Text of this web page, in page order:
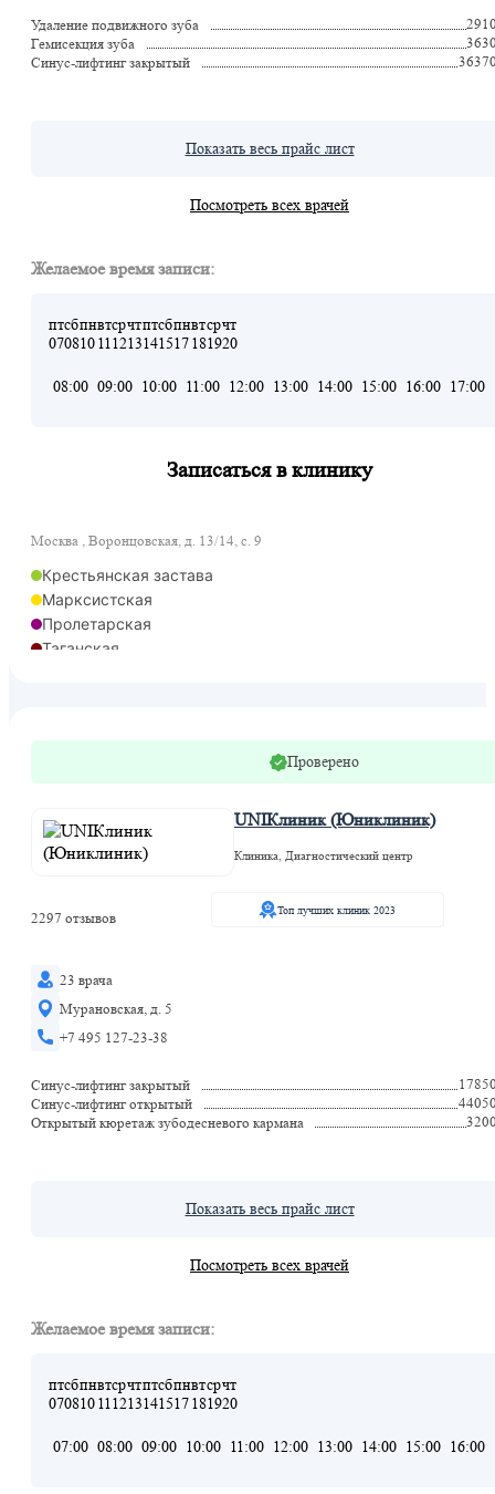
Удаление подвижного зуба
Гемисекция зуба
Синус-лифтинг закрытый
Показать весь прайс лист
Посмотреть всех врачей
Желаемое время записи:
пт
07
сб
08
пн
10
вт
11
ср
12
чт
13
пт
14
сб
15
пн
17
вт
18
ср
19
чт
20
08:00 09:00 10:00 11:00 12:00 13:00 14:00 15:00 16:00 17:00
Записаться в клинику
Москва , Воронцовская, д. 13/14, с. 9
Крестьянская застава
Марксистская
Пролетарская
Таганская
Проверено
UNIКлиник (Юниклиник)
Клиника, Диагностический центр
2297 отзывов
Топ лучших клиник 2023
23 врача
Мурановская, д. 5
+7 495 127-23-38
Синус-лифтинг закрытый
Синус-лифтинг открытый
Открытый кюретаж зубодесневого кармана
Показать весь прайс лист
Посмотреть всех врачей
Желаемое время записи:
пт
07
сб
08
пн
10
вт
11
ср
12
чт
13
пт
14
сб
15
пн
17
вт
18
ср
19
чт
20
07:00 08:00 09:00 10:00 11:00 12:00 13:00 14:00 15:00 16:00